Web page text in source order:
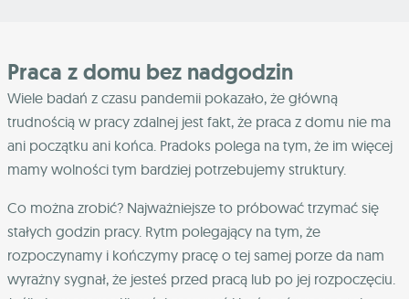
Praca z domu bez nadgodzin
Wiele badań z czasu pandemii pokazało, że główną
trudnością w pracy zdalnej jest fakt, że praca z domu nie ma
ani początku ani końca. Pradoks polega na tym, że im więcej
mamy wolności tym bardziej potrzebujemy struktury.
Co można zrobić? Najważniejsze to próbować trzymać się
stałych godzin pracy. Rytm polegający na tym, że
rozpoczynamy i kończymy pracę o tej samej porze da nam
wyrażny sygnał, że jesteś przed pracą lub po jej rozpoczęciu.